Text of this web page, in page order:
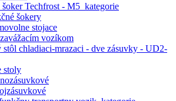
šokery
stojace
vozíkom
stoly